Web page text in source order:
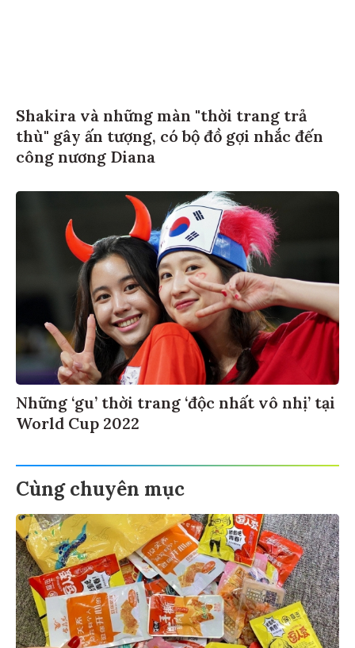
Shakira và những màn "thời trang trả
thù" gây ấn tượng, có bộ đồ gợi nhắc đến
công nương Diana
Những ‘gu’ thời trang ‘độc nhất vô nhị’ tại
World Cup 2022
Cùng chuyên mục